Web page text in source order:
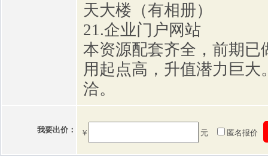
天大楼（有相册）
21.企业门户网站
本资源配套齐全，前期已
用起点高，升值潜力巨大
洽。
我要出价： ￥ 元 匿名报价